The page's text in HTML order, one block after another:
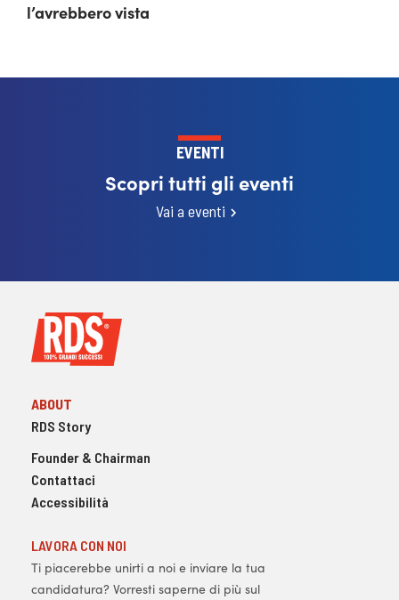
l’avrebbero vista
EVENTI
Scopri tutti gli eventi
Vai a eventi
ABOUT
RDS Story
Founder & Chairman
Contattaci
Accessibilità
LAVORA CON NOI
Ti piacerebbe unirti a noi e inviare la tua
candidatura? Vorresti saperne di più sul